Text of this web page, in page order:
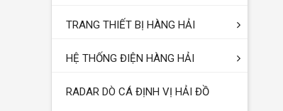
TRANG THIẾT BỊ HÀNG HẢI
HỆ THỐNG ĐIỆN HÀNG HẢI
RADAR DÒ CÁ ĐỊNH VỊ HẢI ĐỒ